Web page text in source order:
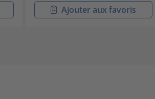
Ajouter aux favoris